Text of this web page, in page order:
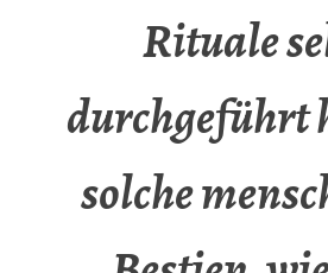
Rituale
durchgeführt
solche